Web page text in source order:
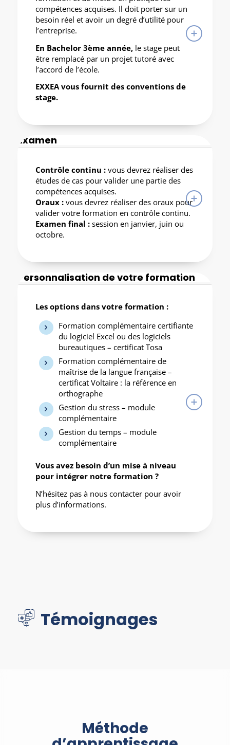
compétences acquises. Il doit porter sur un
besoin réel et avoir un degré d’utilité pour
l’entreprise.
En Bachelor 3ème année,le stage peut
être remplacé par un projet tutoré avec
l’accord de l’école.
EXXEA vous fournit des conventions de
stage.
Examen
Contrôle continu :vous devrez réaliser des
études de cas pour valider une partie des
compétences acquises.
Oraux :vous devrez réaliser des oraux pour
valider votre formation en contrôle continu.
Examen final :session en janvier, juin ou
octobre.
Personnalisation de votre formation
Les options dans votre formation :
Formation complémentaire certifiante
du logiciel Excel ou des logiciels
bureautiques – certificat Tosa
Formation complémentaire de
maîtrise de la langue française –
certificat Voltaire : la référence en
orthographe
Gestion du stress – module
complémentaire
Gestion du temps – module
complémentaire
Vous avez besoin d’un mise à niveau
pour intégrer notre formation ?
N’hésitez pas à nous contacter pour avoir
plus d’informations.
Témoignages
Méthode